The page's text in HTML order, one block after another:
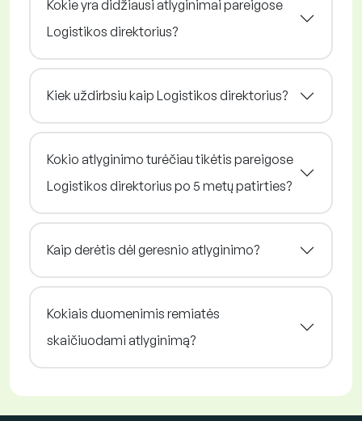
Kokie yra didžiausi atlyginimai pareigose
Logistikos direktorius?
Kiek uždirbsiu kaip Logistikos direktorius?
Kokio atlyginimo turėčiau tikėtis pareigose
Logistikos direktorius po 5 metų patirties?
Kaip derėtis dėl geresnio atlyginimo?
Kokiais duomenimis remiatės
skaičiuodami atlyginimą?